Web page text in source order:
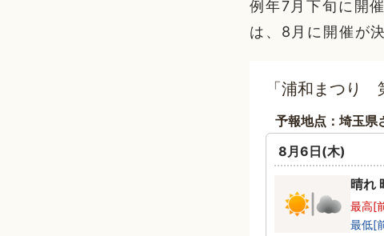
例年7月下旬に開
は、8月に開催が
「浦和まつり
予報地点：埼玉県
8月6日(木)
晴れ
最高[
最低[